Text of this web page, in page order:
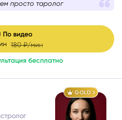
жизненным опытом. Мой подход
в суть ситуации, показываю
и возможные варианты
на это в своих
оценки «правильно/
картину честно и
просто таролог
По видео
180 ₽/мин
бесплатно
GOLD